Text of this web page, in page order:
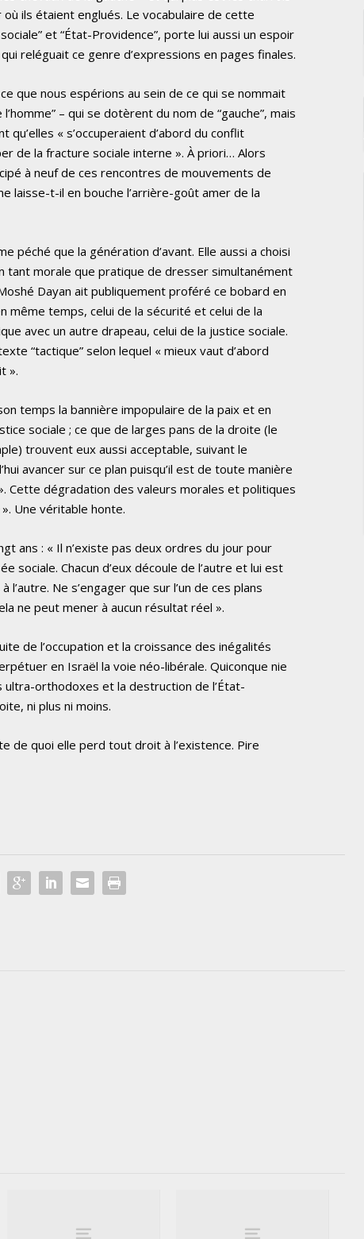
ils étaient englués. Le vocabulaire de cette
et “État-Providence”, porte lui aussi un espoir
reléguait ce genre d’expressions en pages finales.
que nous espérions au sein de ce qui se nommait
– qui se dotèrent du nom de “gauche”, mais
qu’elles « s’occuperaient d’abord du conflit
de la fracture sociale interne ». À priori… Alors
à neuf de ces rencontres de mouvements de
laisse-t-il en bouche l’arrière-goût amer de la
péché que la génération d’avant. Elle aussi a choisi
tant morale que pratique de dresser simultanément
Dayan ait publiquement proféré ce bobard en
temps, celui de la sécurité et celui de la
avec un autre drapeau, celui de la justice sociale.
“tactique” selon lequel « mieux vaut d’abord
».
temps la bannière impopulaire de la paix et en
sociale ; ce que de larges pans de la droite (le
trouvent eux aussi acceptable, suivant le
avancer sur ce plan puisqu’il est de toute manière
Cette dégradation des valeurs morales et politiques
Une véritable honte.
ans : « Il n’existe pas deux ordres du jour pour
sociale. Chacun d’eux découle de l’autre et lui est
Ne s’engager que sur l’un de ces plans
ne peut mener à aucun résultat réel ».
de l’occupation et la croissance des inégalités
en Israël la voie néo-libérale. Quiconque nie
orthodoxes et la destruction de l’État-
ni plus ni moins.
de quoi elle perd tout droit à l’existence. Pire